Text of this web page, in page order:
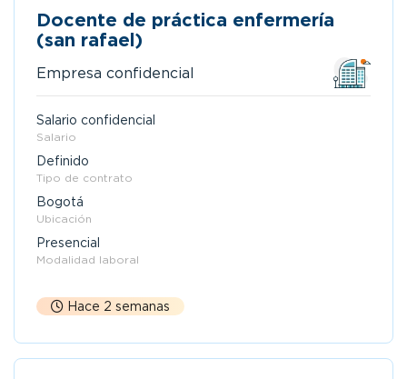
Docente de práctica enfermería
(san rafael)
Empresa confidencial
Salario confidencial
Salario
Definido
Tipo de contrato
Bogotá
Ubicación
Presencial
Modalidad laboral
Hace 2 semanas